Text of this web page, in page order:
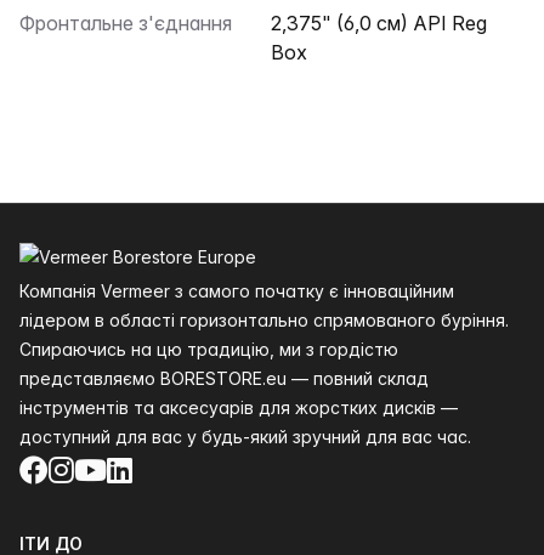
Фронтальне з'єднання
2,375" (6,0 см) API Reg
Box
Компанія Vermeer з самого початку є інноваційним
лідером в області горизонтально спрямованого буріння.
Спираючись на цю традицію, ми з гордістю
представляємо BORESTORE.eu — повний склад
інструментів та аксесуарів для жорстких дисків —
доступний для вас у будь-який зручний для вас час.
Facebook
Instagram
YouTube
LinkedIn
ІТИ ДО